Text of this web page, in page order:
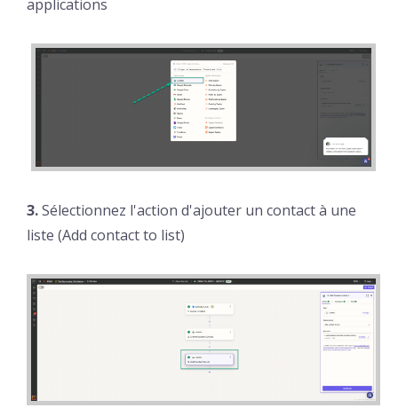
applications
3.Sélectionnez l'action d'ajouter un contact à une
liste (Add contact to list)